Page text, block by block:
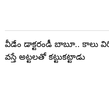
వీడేం డాక్టరండీ బాబూ.. కాలు
వస్తే అట్టలతో కట్టుకట్టాడు